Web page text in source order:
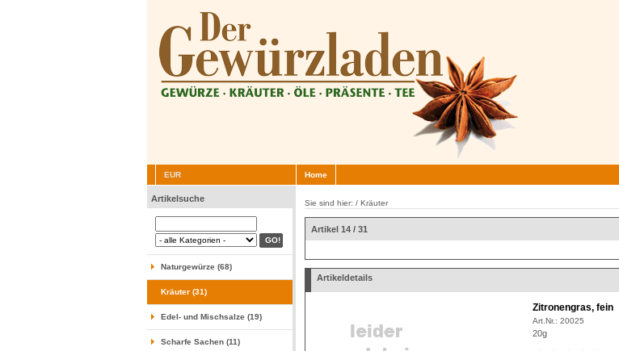
EUR Home
Artikelsuche
Naturgewürze (68)
Kräuter (31)
Edel- und Mischsalze (19)
Scharfe Sachen (11)
Sie sind hier: / Kräuter
Artikel 14 / 31
Artikeldetails
Zitronengras, fein
Art.Nr.: 20025
20g